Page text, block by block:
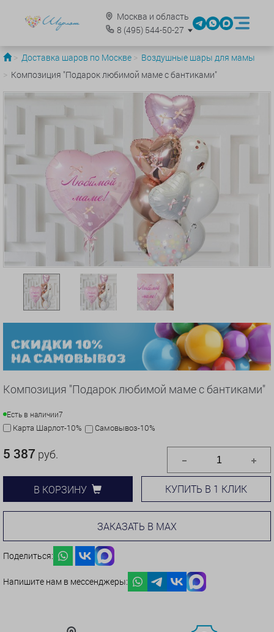
Москва и область
8 (495)544-50-27
Доставка шаров по Москве
Воздушные шары для мамы
Композиция "Подарок любимой маме с бантиками"
Композиция "Подарок любимой маме с бантиками"
Есть в наличии7
Карта Шарлот-10% Самовывоз-10%
5 387 руб.
В КОРЗИНУ КУПИТЬ В 1 КЛИК
ЗАКАЗАТЬ В MAX
Поделиться:
Напишите нам в мессенджеры: